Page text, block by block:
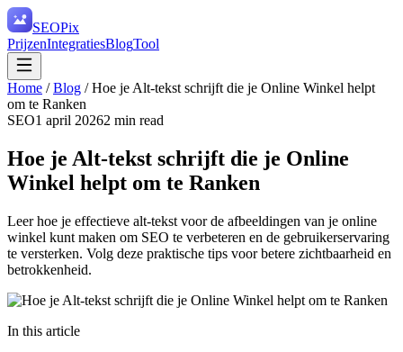
SEOPix
PrijzenIntegratiesBlogTool
Home /Blog /Hoe je Alt-tekst schrijft die je Online Winkel helpt
om te Ranken
SEO1 april 20262 min read
Hoe je Alt-tekst schrijft die je Online
Winkel helpt om te Ranken
Leer hoe je effectieve alt-tekst voor de afbeeldingen van je online
winkel kunt maken om SEO te verbeteren en de gebruikerservaring
te versterken. Volg deze praktische tips voor betere zichtbaarheid en
betrokkenheid.
In this article